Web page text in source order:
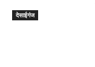
देसाईगंज